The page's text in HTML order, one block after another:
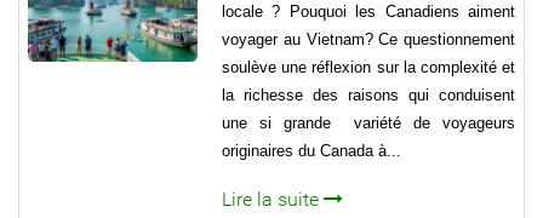
locale ? Pouquoi les Canadiens aiment
voyager au Vietnam? Ce questionnement
soulève une réflexion sur la complexité et
la richesse des raisons qui conduisent
une si grande variété de voyageurs
originaires du Canada à...
Lire la suite